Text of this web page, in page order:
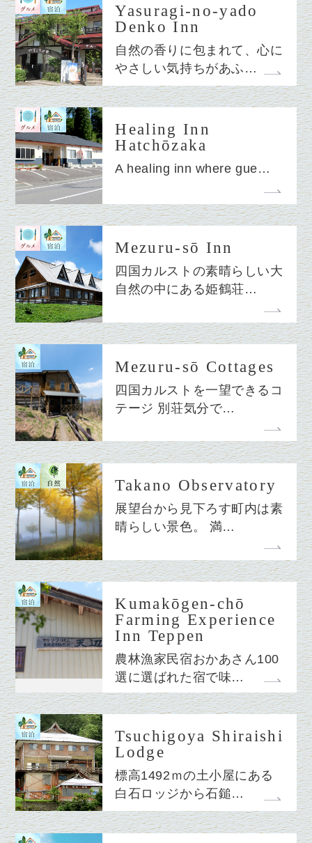
Yasuragi-no-yado
Denko Inn
自然の香りに包まれて、心に
やさしい気持ちがあふ…
Healing Inn
Hatchōzaka
A healing inn where gue…
Mezuru-sō Inn
四国カルストの素晴らしい大
自然の中にある姫鶴荘…
Mezuru-sō Cottages
四国カルストを一望できるコ
テージ 別荘気分で…
Takano Observatory
展望台から見下ろす町内は素
晴らしい景色。 満…
Kumakōgen-chō
Farming Experience
Inn Teppen
農林漁家民宿おかあさん100
選に選ばれた宿で味…
Tsuchigoya Shiraishi
Lodge
標高1492ｍの土小屋にある
白石ロッジから石鎚…